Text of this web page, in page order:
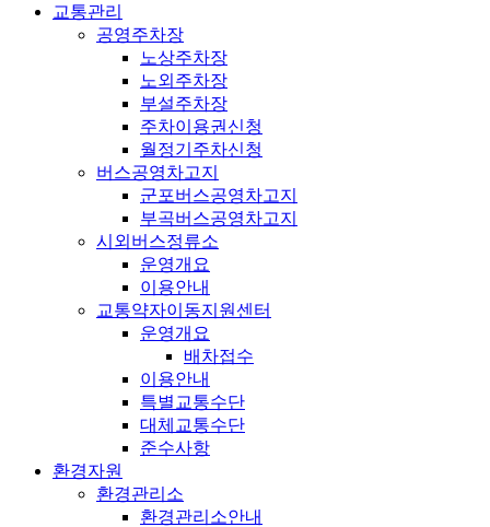
교통관리
공영주차장
노상주차장
노외주차장
부설주차장
주차이용권신청
월정기주차신청
버스공영차고지
군포버스공영차고지
부곡버스공영차고지
시외버스정류소
운영개요
이용안내
교통약자이동지원센터
운영개요
배차접수
이용안내
특별교통수단
대체교통수단
준수사항
환경자원
환경관리소
환경관리소안내